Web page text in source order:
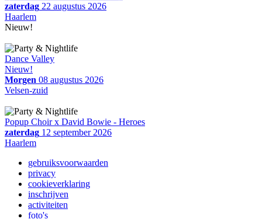
zaterdag 22 augustus 2026
Haarlem
Nieuw!
Dance Valley
Nieuw!
Morgen 08 augustus 2026
Velsen-zuid
Popup Choir x David Bowie - Heroes
zaterdag 12 september 2026
Haarlem
gebruiksvoorwaarden
privacy
cookieverklaring
inschrijven
activiteiten
foto's